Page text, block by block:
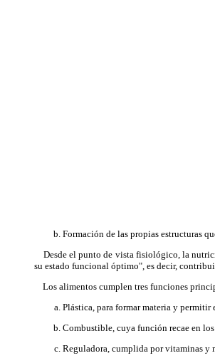
Formación de las propias estructuras
Desde el punto de vista fisiológico, la
su estado funcional óptimo", es decir,
Los alimentos cumplen tres funciones
Plástica, para formar materia y
Combustible, cuya función recae en
Reguladora, cumplida por vitaminas y